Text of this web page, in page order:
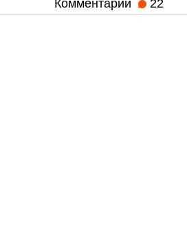
Комментарии 22